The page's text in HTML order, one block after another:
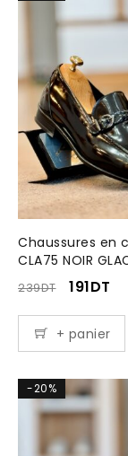
Chaussures en
CLA75 NOIR
239DT 191DT
+ panier
-20%